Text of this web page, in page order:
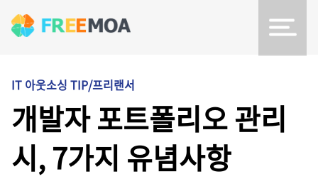
IT 아웃소싱 TIP/프리랜서
개발자 포트폴리오 관리
시, 7가지 유념사항